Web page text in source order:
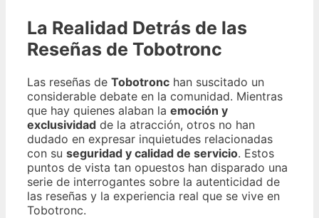
La Realidad Detrás de las
Reseñas de Tobotronc
Las reseñas de Tobotronc han suscitado un
considerable debate en la comunidad. Mientras
que hay quienes alaban la emoción y
exclusividad de la atracción, otros no han
dudado en expresar inquietudes relacionadas
con su seguridad y calidad de servicio. Estos
puntos de vista tan opuestos han disparado una
serie de interrogantes sobre la autenticidad de
las reseñas y la experiencia real que se vive en
Tobotronc.